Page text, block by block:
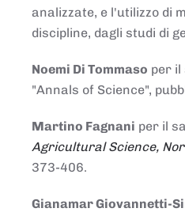
analizzate, e l'utilizzo di
discipline, dagli studi di
Noemi Di Tommaso per il
"Annals of Science",
Martino Fagnani per il
Agricultural Science,
373-406.
Gianamar Giovannetti-